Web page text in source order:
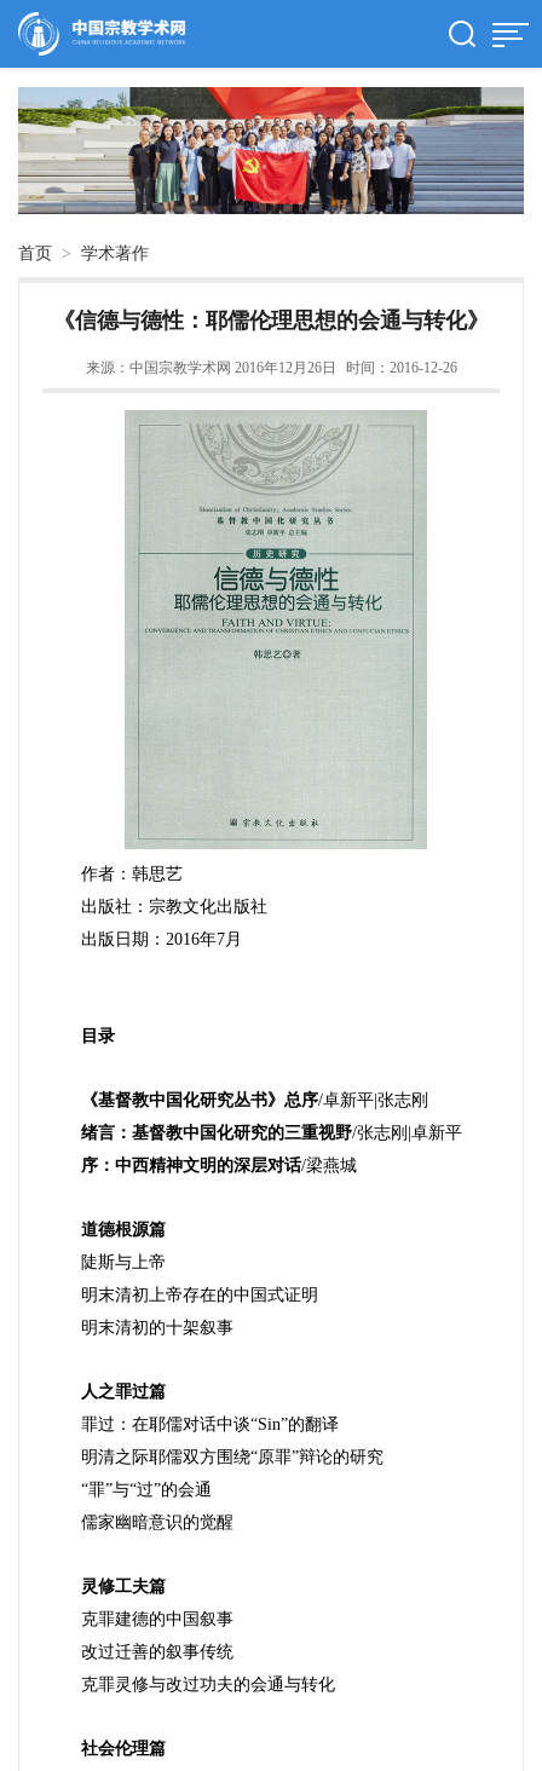
首页 > 学术著作
《信德与德性：耶儒伦理思想的会通与转化》
来源：中国宗教学术网 2016年12月26日 时间：2016-12-26
作者：韩思艺
出版社：宗教文化出版社
出版日期： 2016年7月
目录
《基督教中国化研究丛书》总序/卓新平| 张志刚
绪言：基督教中国化研究的三重视野/张志刚 卓新平
序： 中西精神文明的深层对话/梁燕城
道德根源篇
陡斯与上帝
明末清初上帝存在的中国式证明
明末清初的十架叙事
人之罪过篇
罪过：在耶儒对话中谈“Sin”的翻译
明清之际耶儒双方围绕“原罪”辩论的研究
“罪”与“过”的会通
儒家幽暗意识的觉醒
灵修工夫篇
克罪建德的中国叙事
改过迁善的叙事传统
克罪灵修与改过功夫的会通与转化
社会伦理篇